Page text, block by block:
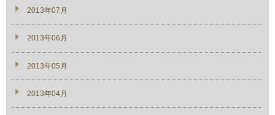
2013年07月
2013年06月
2013年05月
2013年04月